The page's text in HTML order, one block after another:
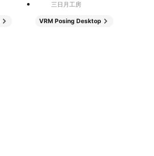
三日月工房
VRM Posing Desktop